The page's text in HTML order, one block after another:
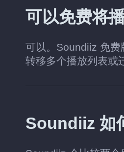
可以免费将
可以。Soundiiz 免费
转移多个播放列表或
Soundiiz 如